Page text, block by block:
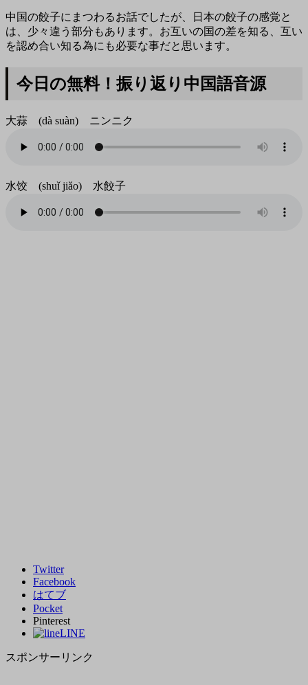
中国の餃子にまつわるお話でしたが、日本の餃子の感覚と
は、少々違う部分もあります。お互いの国の差を知る、互い
を認め合い知る為にも必要な事だと思います。
今日の無料！振り返り中国語音源
大蒜 (dà suàn) ニンニク
水饺 (shuǐ jiǎo) 水餃子
Twitter
Facebook
はてブ
Pocket
Pinterest
LINE
スポンサーリンク